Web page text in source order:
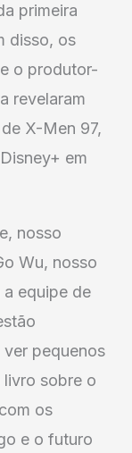
primeira
disso, os
o produtor-
revelaram
X-Men 97,
em
nosso
Wu, nosso
equipe de
pequenos
livro sobre o
os
e o futuro